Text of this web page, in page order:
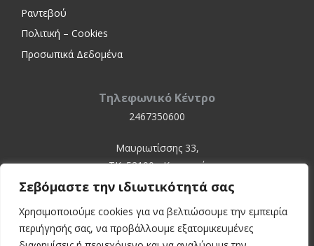
Σεβόμαστε την ιδιωτικότητά σας
Χρησιμοποιούμε cookies για να βελτιώσουμε την εμπειρία
περιήγησής σας, να προβάλλουμε εξατομικευμένες
Ραντεβού
Πολιτική – Cookies
Προσωπικά Δεδομένα
Τηλεφωνικό Κέντρο
2467350600
Μαυριωτίσσης 33,
ΤΚ. 52100 - Καστοριά